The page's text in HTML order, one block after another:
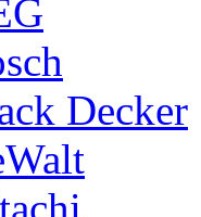
Decker